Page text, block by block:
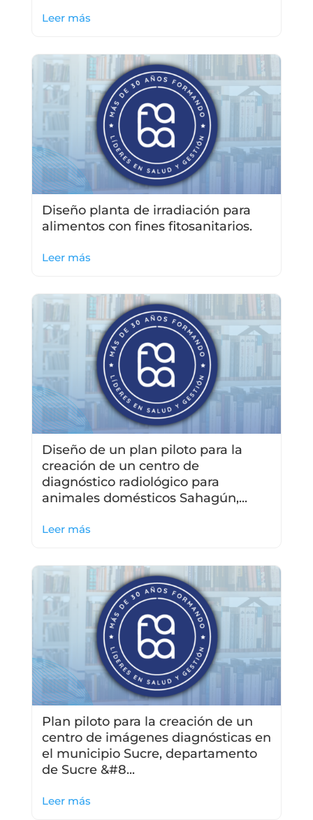
Leer más
Diseño planta de irradiación para
alimentos con fines fitosanitarios.
Leer más
Diseño de un plan piloto para la
creación de un centro de
diagnóstico radiológico para
animales domésticos Sahagún,...
Leer más
Plan piloto para la creación de un
centro de imágenes diagnósticas en
el municipio Sucre, departamento
de Sucre &#8...
Leer más